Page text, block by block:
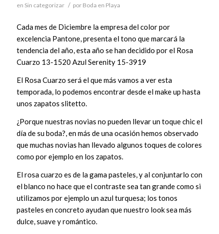
en Sin categorizar / por Boda en Playa
Cada mes de Diciembre la empresa del color por
excelencia Pantone, presenta el tono que marcará la
tendencia del año, esta año se han decidido por el Rosa
Cuarzo 13-1520 Azul Serenity 15-3919
El Rosa Cuarzo será el que más vamos a ver esta
temporada, lo podemos encontrar desde el make up hasta
unos zapatos slitetto.
¿Porque nuestras novias no pueden llevar un toque chic el
día de su boda?, en más de una ocasión hemos observado
que muchas novias han llevado algunos toques de colores
como por ejemplo en los zapatos.
El rosa cuarzo es de la gama pasteles, y al conjuntarlo con
el blanco no hace que el contraste sea tan grande como si
utilizamos por ejemplo un azul turquesa; los tonos
pasteles en concreto ayudan que nuestro look sea más
dulce, suave y romántico.